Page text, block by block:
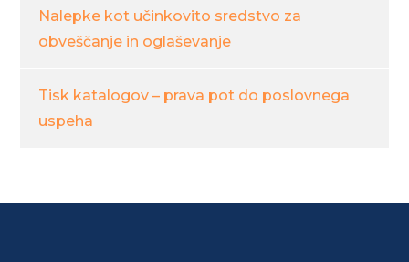
Nalepke kot učinkovito sredstvo za
obveščanje in oglaševanje
Tisk katalogov – prava pot do poslovnega
uspeha